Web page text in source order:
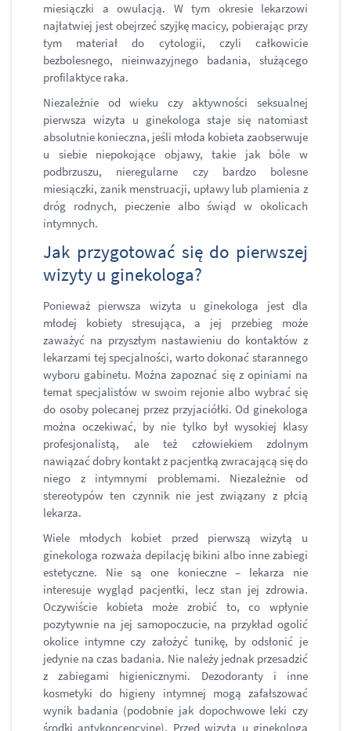
miesiączki a owulacją. W tym okresie lekarzowi
najłatwiej jest obejrzeć szyjkę macicy, pobierając przy
tym materiał do cytologii, czyli całkowicie
bezbolesnego, nieinwazyjnego badania, służącego
profilaktyce raka.
Niezależnie od wieku czy aktywności seksualnej
pierwsza wizyta u ginekologa staje się natomiast
absolutnie konieczna, jeśli młoda kobieta zaobserwuje
u siebie niepokojące objawy, takie jak bóle w
podbrzuszu, nieregularne czy bardzo bolesne
miesiączki, zanik menstruacji, upławy lub plamienia z
dróg rodnych, pieczenie albo świąd w okolicach
intymnych.
Jak przygotować się do pierwszej
wizyty u ginekologa?
Ponieważ pierwsza wizyta u ginekologa jest dla
młodej kobiety stresująca, a jej przebieg może
zaważyć na przyszłym nastawieniu do kontaktów z
lekarzami tej specjalności, warto dokonać starannego
wyboru gabinetu. Można zapoznać się z opiniami na
temat specjalistów w swoim rejonie albo wybrać się
do osoby polecanej przez przyjaciółki. Od ginekologa
można oczekiwać, by nie tylko był wysokiej klasy
profesjonalistą, ale też człowiekiem zdolnym
nawiązać dobry kontakt z pacjentką zwracającą się do
niego z intymnymi problemami. Niezależnie od
stereotypów ten czynnik nie jest związany z płcią
lekarza.
Wiele młodych kobiet przed pierwszą wizytą u
ginekologa rozważa depilację bikini albo inne zabiegi
estetyczne. Nie są one konieczne – lekarza nie
interesuje wygląd pacjentki, lecz stan jej zdrowia.
Oczywiście kobieta może zrobić to, co wpłynie
pozytywnie na jej samopoczucie, na przykład ogolić
okolice intymne czy założyć tunikę, by odsłonić je
jedynie na czas badania. Nie należy jednak przesadzić
z zabiegami higienicznymi. Dezodoranty i inne
kosmetyki do higieny intymnej mogą zafałszować
wynik badania (podobnie jak dopochwowe leki czy
środki antykoncepcyjne). Przed wizytą u ginekologa